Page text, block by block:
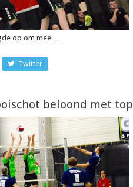
op om mee …
Twitter
beloond met